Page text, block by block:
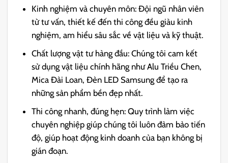
Kinh nghiệm và chuyên môn: Đội ngũ nhân viên
từ tư vấn, thiết kế đến thi công đều giàu kinh
nghiệm, am hiểu sâu sắc về vật liệu và kỹ thuật.
Chất lượng vật tư hàng đầu: Chúng tôi cam kết
sử dụng vật liệu chính hãng như Alu Triều Chen,
Mica Đài Loan, Đèn LED Samsung để tạo ra
những sản phẩm bền đẹp nhất.
Thi công nhanh, đúng hẹn: Quy trình làm việc
chuyên nghiệp giúp chúng tôi luôn đảm bảo tiến
độ, giúp hoạt động kinh doanh của bạn không bị
gián đoạn.